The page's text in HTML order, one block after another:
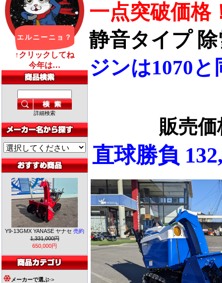
詳細検索
Y9-13GMX YANASE ヤナセ 売約
1,331,000円
650,000円
メーカーで選ぶ->
一点突破価格
静音タイプ
ジンは1070と
販売
直球勝負